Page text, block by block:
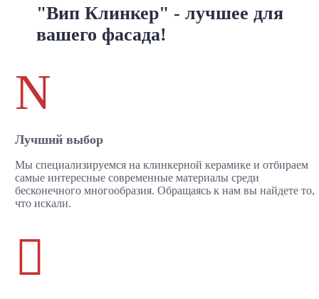
"Вип Клинкер" - лучшее для
вашего фасада!
N
Лучший выбор
Мы специализируемся на клинкерной керамике и отбираем
самые интересные современные материалы среди
бесконечного многообразия. Обращаясь к нам вы найдете то,
что искали.
